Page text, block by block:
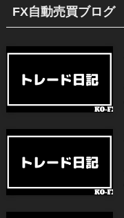
FX自動売買ブログ